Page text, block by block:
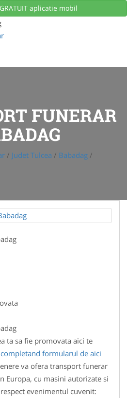
aplicatie mobil
FUNERAR
/ Judet Tulcea / Babadag /
ta sa fie promovata aici te
formularul de aici
va ofera transport funerar
Europa, cu masini autorizate si
evenimentul cuvenit: